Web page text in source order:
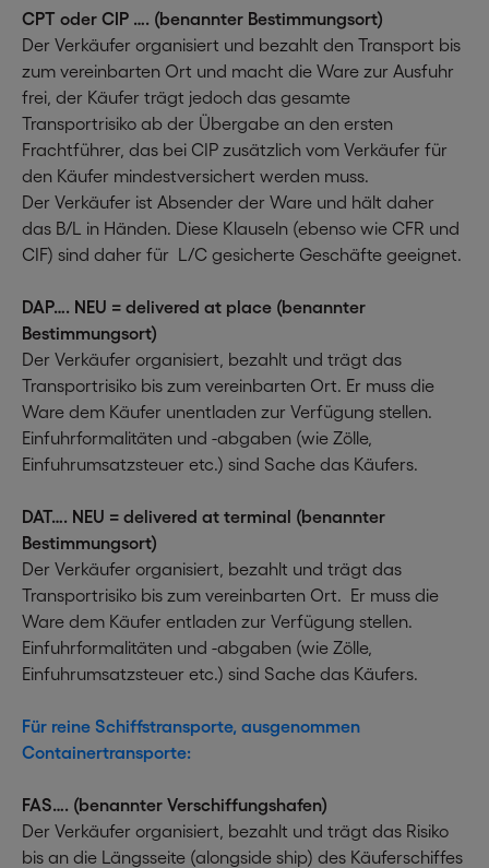
CPT oder CIP …. (benannter Bestimmungsort)
Der Verkäufer organisiert und bezahlt den Transport bis
zum vereinbarten Ort und macht die Ware zur Ausfuhr
frei, der Käufer trägt jedoch das gesamte
Transportrisiko ab der Übergabe an den ersten
Frachtführer, das bei CIP zusätzlich vom Verkäufer für
den Käufer mindestversichert werden muss.
Der Verkäufer ist Absender der Ware und hält daher
das B/L in Händen. Diese Klauseln (ebenso wie CFR und
CIF) sind daher für L/C gesicherte Geschäfte geeignet.
DAP…. NEU = delivered at place (benannter
Bestimmungsort)
Der Verkäufer organisiert, bezahlt und trägt das
Transportrisiko bis zum vereinbarten Ort. Er muss die
Ware dem Käufer unentladen zur Verfügung stellen.
Einfuhrformalitäten und -abgaben (wie Zölle,
Einfuhrumsatzsteuer etc.) sind Sache das Käufers.
DAT…. NEU = delivered at terminal (benannter
Bestimmungsort)
Der Verkäufer organisiert, bezahlt und trägt das
Transportrisiko bis zum vereinbarten Ort. Er muss die
Ware dem Käufer entladen zur Verfügung stellen.
Einfuhrformalitäten und -abgaben (wie Zölle,
Einfuhrumsatzsteuer etc.) sind Sache das Käufers.
Für reine Schiffstransporte, ausgenommen
Containertransporte:
FAS…. (benannter Verschiffungshafen)
Der Verkäufer organisiert, bezahlt und trägt das Risiko
bis an die Längsseite (alongside ship) des Käuferschiffes